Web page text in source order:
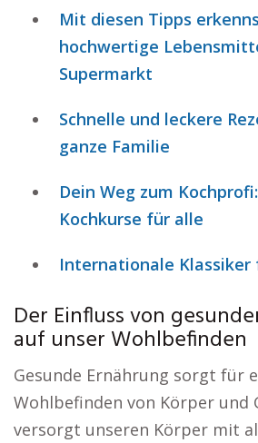
Mit diesen Tipps
hochwertige
Supermarkt
Schnelle und leckere
ganze Familie
Dein Weg zum
Kochkurse für alle
Internationale Klassiker
Der Einfluss von
auf unser Wohlbefinden
Gesunde Ernährung sorgt für
Wohlbefinden von Körper und
versorgt unseren Körper mit